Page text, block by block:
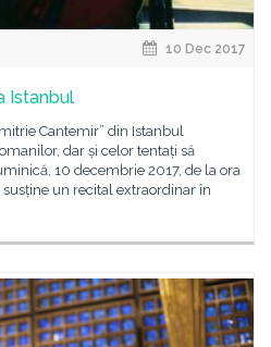
10 Dec 2017
Istanbul
Cantemir” din Istanbul
dar și celor tentați să
10 decembrie 2017, de la ora
un recital extraordinar în